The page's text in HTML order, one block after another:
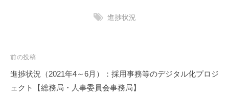
進捗状況
投
稿
ナ
前の投稿
進捗状況（2021年4～6月）：採用事務等のデジタル化プロジ
ェクト【総務局・人事委員会事務局】